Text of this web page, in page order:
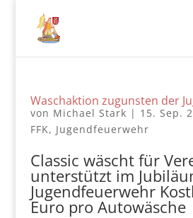
Waschaktion zugunsten der
von Michael Stark | 15. Sep.
FFK, Jugendfeuerwehr
Classic wäscht für
unterstützt im
Jugendfeuerwehr
Euro pro Autowäsche